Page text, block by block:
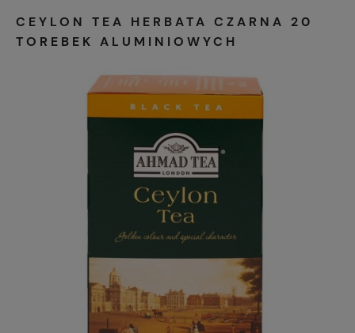
CEYLON TEA HERBATA CZARNA 20
TOREBEK ALUMINIOWYCH